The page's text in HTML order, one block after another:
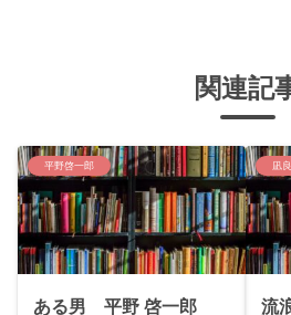
関連記
平野啓一郎
ある男 平野 啓一郎
凪
流